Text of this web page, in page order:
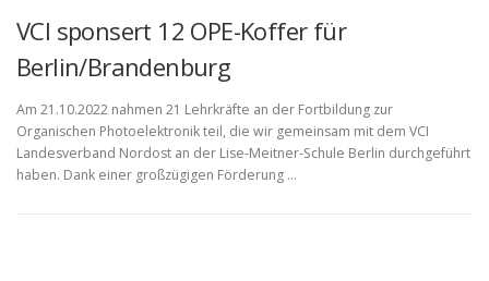
VCI sponsert 12 OPE-Koffer für
Berlin/Brandenburg
Am 21.10.2022 nahmen 21 Lehrkräfte an der Fortbildung zur
Organischen Photoelektronik teil, die wir gemeinsam mit dem VCI
Landesverband Nordost an der Lise-Meitner-Schule Berlin durchgeführt
haben. Dank einer großzügigen Förderung …